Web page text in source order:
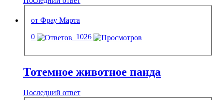
от Фрау Марта
0
1026
Тотемное животное панда
Последний ответ